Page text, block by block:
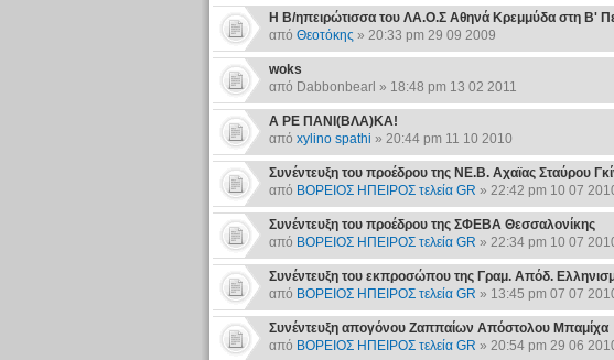
Η Β/ηπειρώτισσα του ΛΑ.Ο.Σ Αθηνά Κρεμμύδα στη Β'
από Θεοτόκης » 20:33 pm 29 09 2009
woks
από Dabbonbearl » 18:48 pm 13 02 2011
Α ΡΕ ΠΑΝΙ(ΒΛΑ)ΚΑ!
από xylino spathi » 20:44 pm 11 10 2010
Συνέντευξη του προέδρου της ΝΕ.Β. Αχαϊας Σταύρου
από ΒΟΡΕΙΟΣ ΗΠΕΙΡΟΣ τελεία GR » 22:42 pm 10 07
Συνέντευξη του προέδρου της ΣΦΕΒΑ Θεσσαλονίκης
από ΒΟΡΕΙΟΣ ΗΠΕΙΡΟΣ τελεία GR » 22:34 pm 10 07
Συνέντευξη του εκπροσώπου της Γραμ. Απόδ.
από ΒΟΡΕΙΟΣ ΗΠΕΙΡΟΣ τελεία GR » 13:45 pm 07 07
Συνέντευξη απογόνου Ζαππαίων Απόστολου Μπαμίχα
από ΒΟΡΕΙΟΣ ΗΠΕΙΡΟΣ τελεία GR » 20:54 pm 29 06